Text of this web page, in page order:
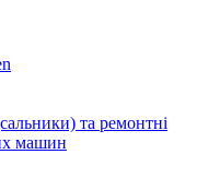
та ремонтні
машин